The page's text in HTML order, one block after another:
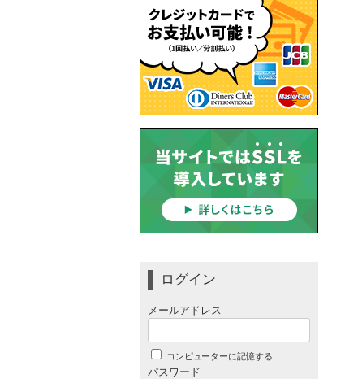
ログイン
メールアドレス
コンピューターに記憶する
パスワード